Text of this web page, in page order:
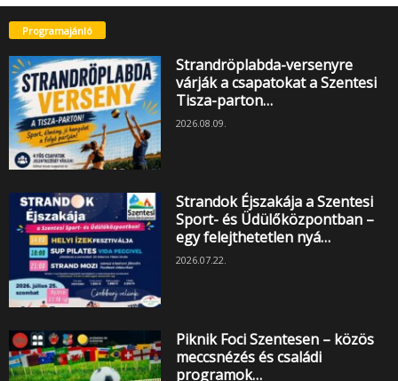
Programajánló
Strandröplabda-versenyre
várják a csapatokat a Szentesi
Tisza-parton…
2026.08.09.
Strandok Éjszakája a Szentesi
Sport- és Üdülőközpontban –
egy felejthetetlen nyá…
2026.07.22.
Piknik Foci Szentesen – közös
meccsnézés és családi
programok…